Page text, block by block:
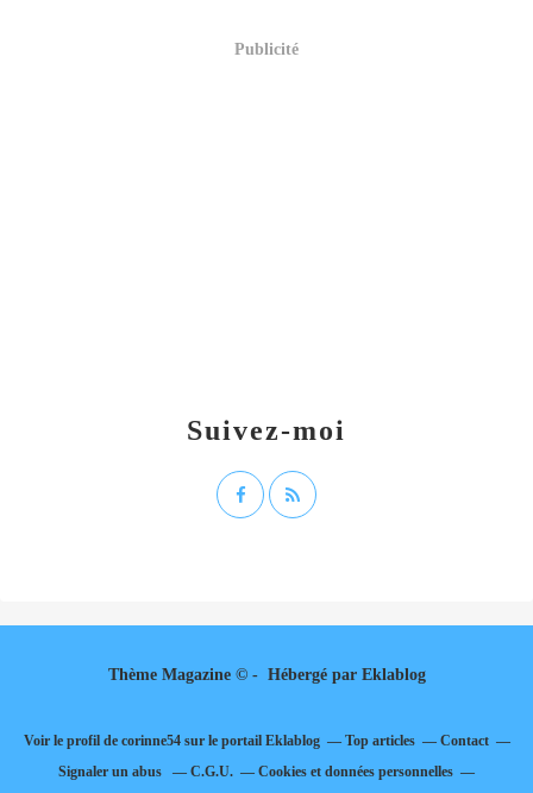
Suivez-moi
Publicité
Thème Magazine © - Hébergé par Eklablog
Voir le profil de corinne54sur le portail Eklablog Top articles
Contact
Signaler un abus
C.G.U. Cookies et données personnelles